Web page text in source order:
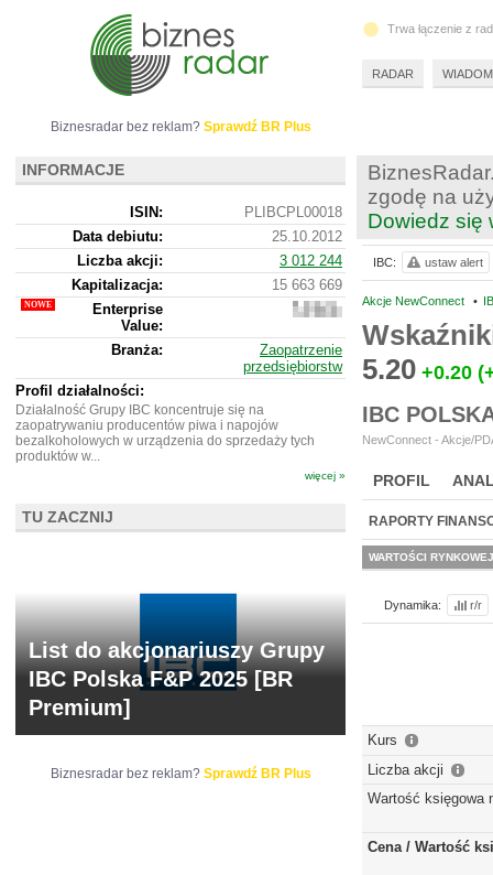
zgodę na
Dowiedz się
Akcje NewConnect •
5.20 +0.20
IBC
NewConnect - Akcje/
PROFIL
BR LAB
RAPORTY
WARTOŚCI RYNKOWEJ
Dynamika: r/r
Kurs
Liczba akcji
Wartość księgowa
Cena / Wartość
IBC: ustaw alert
Biznesradar bez reklam? Sprawdź BR Plus
INFORMACJE
ISIN:
PLIBCPL00018
Data debiutu:
25.10.2012
Liczba akcji:
3 012 244
Kapitalizacja:
15 663 669
Enterprise
Value:
15
669
Branża:
Zaopatrzenie
przedsiębiorstw
Profil działalności:
Działalność Grupy IBC koncentruje się na
zaopatrywaniu producentów piwa i napojów
bezalkoholowych w urządzenia do sprzedaży tych
produktów w...
więcej »
TU ZACZNIJ
List do akcjonariuszy Grupy
IBC Polska F&P 2025 [BR
Premium]
Biznesradar bez reklam? Sprawdź BR Plus
Trwa łączenie z
RADAR